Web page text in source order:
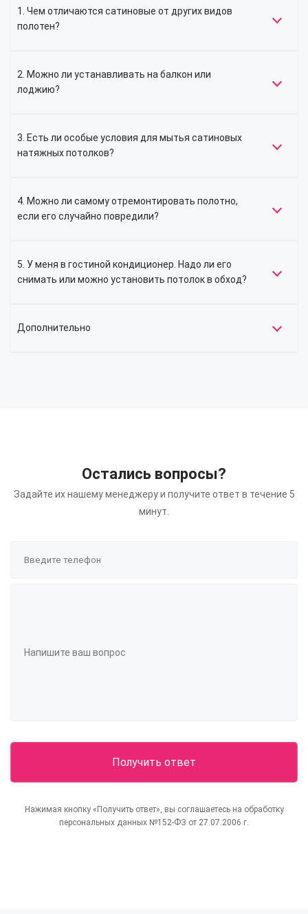
1. Чем отличаются сатиновые от других видов
полотен?
2. Можно ли устанавливать на балкон или
лоджию?
3. Есть ли особые условия для мытья сатиновых
натяжных потолков?
4. Можно ли самому отремонтировать полотно,
если его случайно повредили?
5. У меня в гостиной кондиционер. Надо ли его
снимать или можно установить потолок в обход?
Дополнительно
Остались вопросы?
Задайте их нашему менеджеру и получите ответ в течение 5
минут.
Нажимая кнопку «Получить ответ», вы соглашаетесь на обработку
персональных данных №152-ФЗ от 27.07.2006 г.